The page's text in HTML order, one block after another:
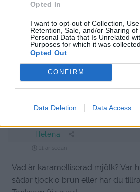
Opted In
I want to opt-out of Collection, Use,
Retention, Sale, and/or Sharing of
Personal Data that Is Unrelated
Purposes for which it was collected.
Opted Out
CONFIRM
Data Deletion Data Access
11 år sedan
Ska den kondenserade mjölken
sådär tjock o krämig?
Och jag undrar också om man
naturella sorten med någon typ
Tack för en inspirerande blogg!
//Cecilia
Svara
Helena
11 år sedan
Vad är karamelliserad mjölk? Var
sådär tjock o brun eller har du